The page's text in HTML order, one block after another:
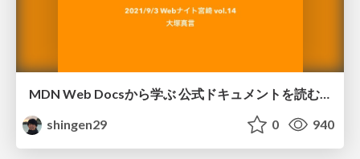
MDN Web Docsから学ぶ 公式ドキュメントを読むメリット
shingen29
0 940